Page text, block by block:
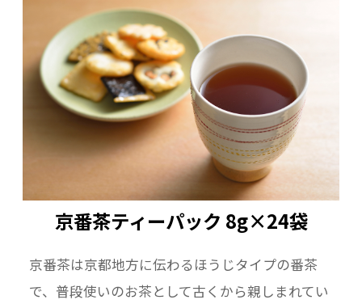
京番茶ティーパック 8g×24袋
京番茶は京都地方に伝わるほうじタイプの番茶
で、普段使いのお茶として古くから親しまれてい